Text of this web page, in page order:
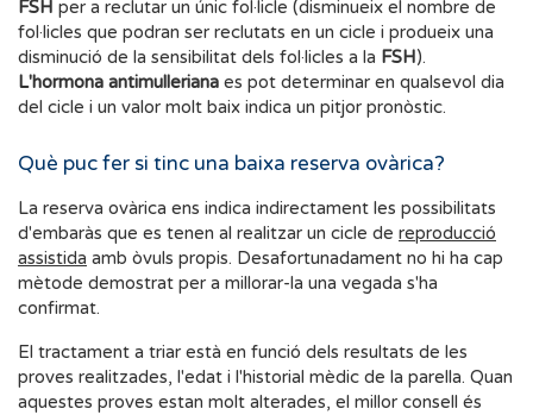
FSH per a reclutar un únic fol·licle (disminueix el nombre de
fol·licles que podran ser reclutats en un cicle i produeix una
disminució de la sensibilitat dels fol·licles a la FSH).
L'hormona antimulleriana es pot determinar en qualsevol dia
del cicle i un valor molt baix indica un pitjor pronòstic.
Què puc fer si tinc una baixa reserva ovàrica?
La reserva ovàrica ens indica indirectament les possibilitats
d'embaràs que es tenen al realitzar un cicle de reproducció
assistida
mètode demostrat per a millorar-la una vegada s'ha
confirmat.
El tractament a triar està en funció dels resultats de les
proves realitzades, l'edat i l'historial mèdic de la parella. Quan
aquestes proves estan molt alterades, el millor consell és